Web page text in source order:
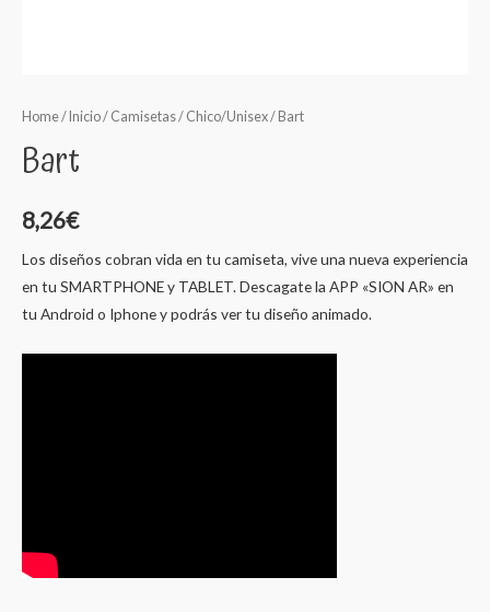
Home/ Inicio/ Camisetas/ Chico/Unisex/ Bart
Bart
8,26€
Los diseños cobran vida en tu camiseta, vive una nueva experiencia
en tu SMARTPHONE y TABLET. Descagate la APP «SION AR» en
tu Android o Iphone y podrás ver tu diseño animado.